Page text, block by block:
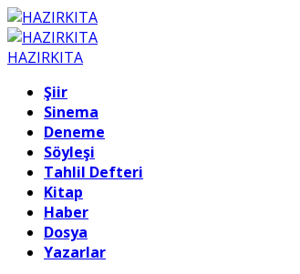
HAZIRKITA
Şiir
Sinema
Deneme
Söyleşi
Tahlil Defteri
Kitap
Haber
Dosya
Yazarlar